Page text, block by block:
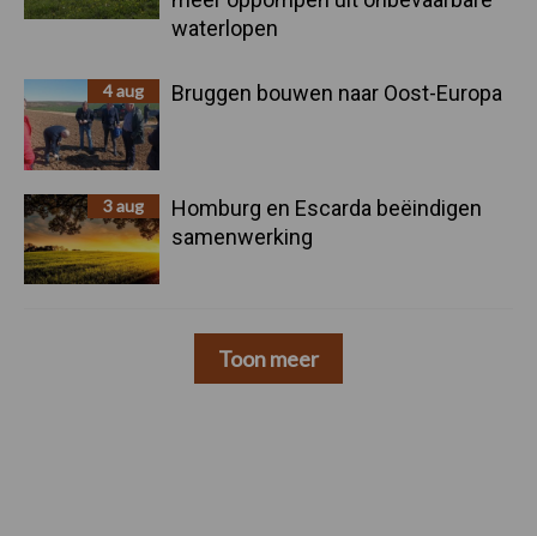
waterlopen
4 aug Bruggen bouwen naar Oost-Europa
3 aug
Homburg en Escarda beëindigen
samenwerking
Toon meer